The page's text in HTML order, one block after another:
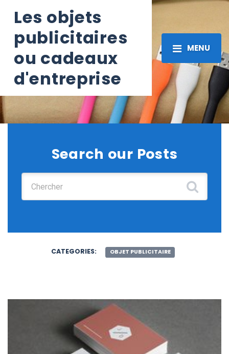
Les objets
publicitaires
ou cadeaux
d'entreprise
MENU
Search our Posts
CATEGORIES: OBJET PUBLICITAIRE